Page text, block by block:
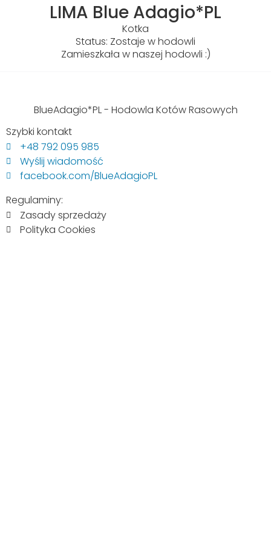
LIMA Blue Adagio*PL
Kotka
Status: Zostaje w hodowli
Zamieszkała w naszej hodowli :)
BlueAdagio*PL - Hodowla Kotów Rasowych
Szybki kontakt
+48 792 095 985
Wyślij wiadomość
facebook.com/BlueAdagioPL
Regulaminy:
Zasady sprzedaży
Polityka Cookies